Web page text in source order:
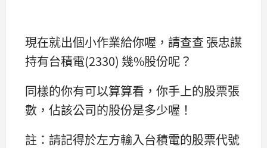
現在就出個小作業給你喔，請查查 張忠謀
持有台積電(2330) 幾%股份呢？
同樣的你有可以算算看，你手上的股票張
數，佔該公司的股份是多少喔！
註：請記得於左方輸入台積電的股票代號